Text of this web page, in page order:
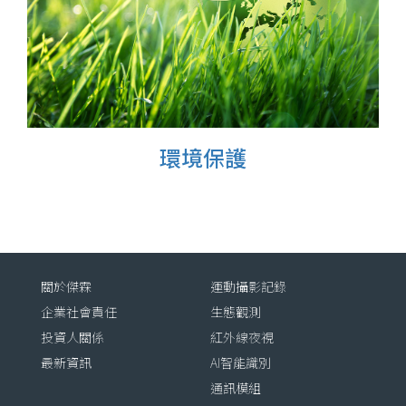
環境保護
關於傑霖
企業社會責任
投資人關係
最新資訊
運動攝影記錄
生態觀測
紅外線夜視
AI智能識別
通訊模組